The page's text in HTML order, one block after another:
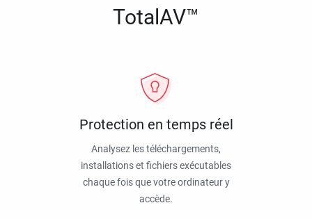
TotalAV™
Protection en temps réel
Analysez les téléchargements,
installations et fichiers exécutables
chaque fois que votre ordinateur y
accède.